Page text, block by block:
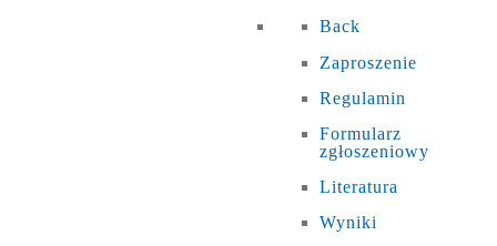
Back
Zaproszenie
Regulamin
Formularz
zgłoszeniowy
Literatura
Wyniki